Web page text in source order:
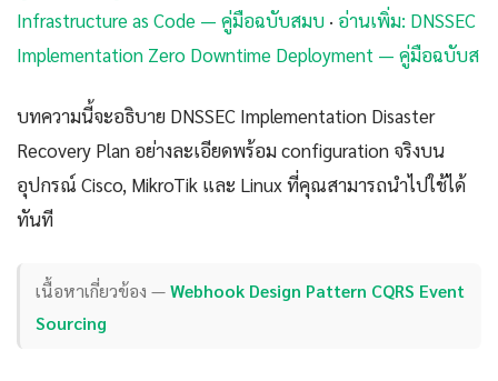
Infrastructure as Code — คู่มือฉบับสมบ · อ่านเพิ่ม: DNSSEC
Implementation Zero Downtime Deployment — คู่มือฉบับส
บทความนี้จะอธิบาย DNSSEC Implementation Disaster
Recovery Plan อย่างละเอียดพร้อม configuration จริงบน
อุปกรณ์ Cisco, MikroTik และ Linux ที่คุณสามารถนำไปใช้ได้
ทันที
เนื้อหาเกี่ยวข้อง —Webhook Design Pattern CQRS Event
Sourcing